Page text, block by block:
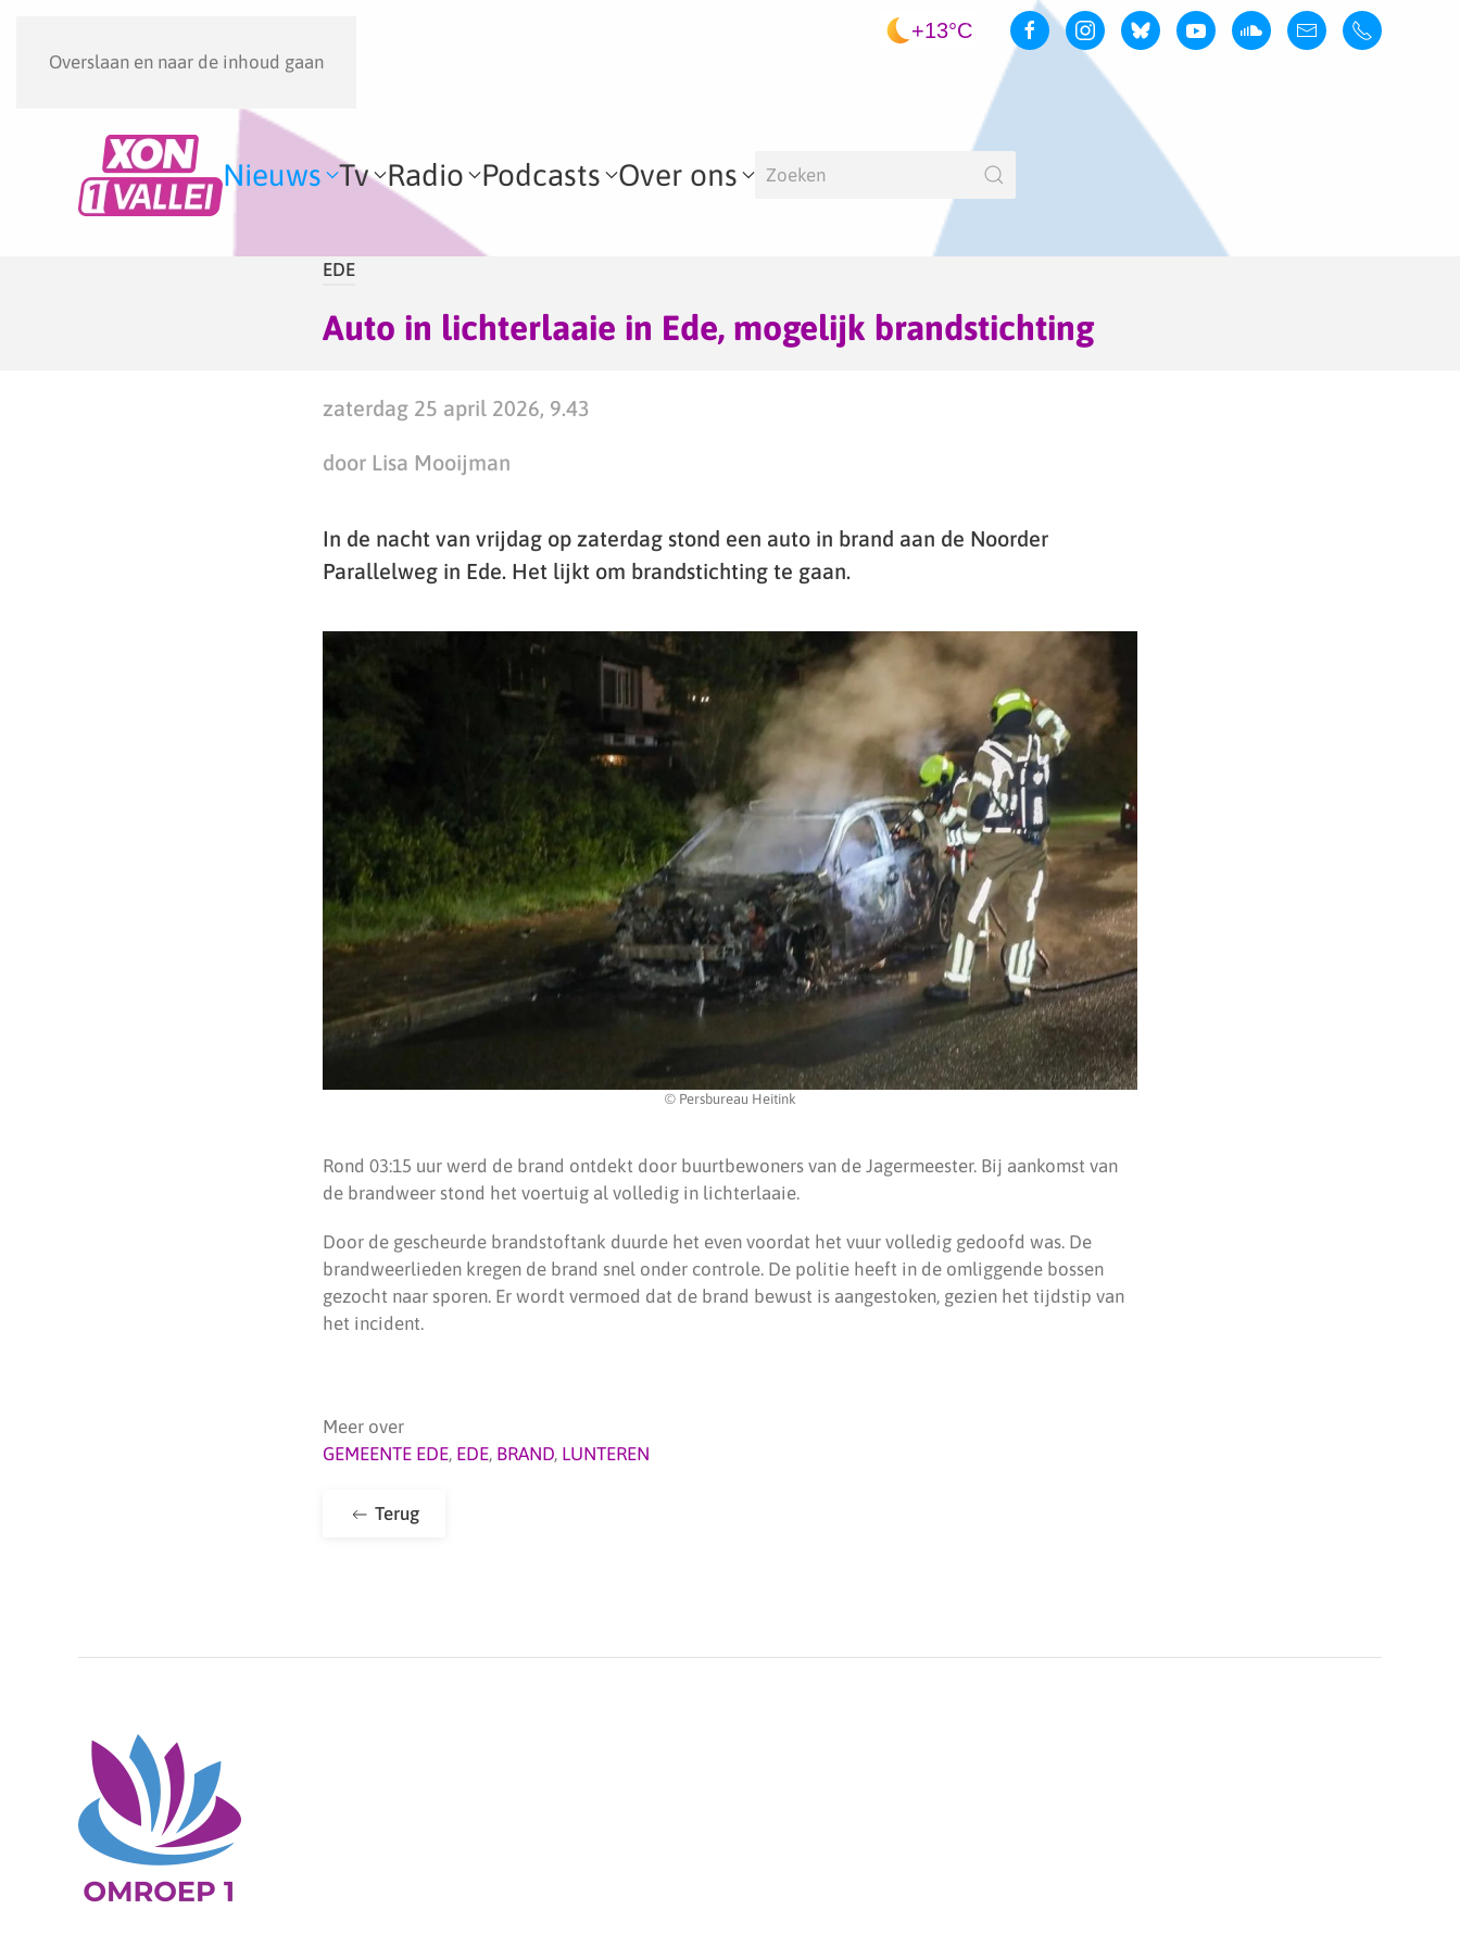
Overslaan en naar de inhoud gaan
+13°C
Nieuws Tv Radio Podcasts Over ons
EDE
Auto in lichterlaaie in Ede, mogelijk brandstichting
zaterdag 25 april 2026, 9.43
door Lisa Mooijman
In de nacht van vrijdag op zaterdag stond een auto in brand aan de Noorder
Parallelweg in Ede. Het lijkt om brandstichting te gaan.
© Persbureau Heitink
Rond 03:15 uur werd de brand ontdekt door buurtbewoners van de Jagermeester. Bij aankomst van
de brandweer stond het voertuig al volledig in lichterlaaie.
Door de gescheurde brandstoftank duurde het even voordat het vuur volledig gedoofd was. De
brandweerlieden kregen de brand snel onder controle. De politie heeft in de omliggende bossen
gezocht naar sporen. Er wordt vermoed dat de brand bewust is aangestoken, gezien het tijdstip van
het incident.
Meer over
GEMEENTE EDE, EDE, BRAND, LUNTEREN
Terug